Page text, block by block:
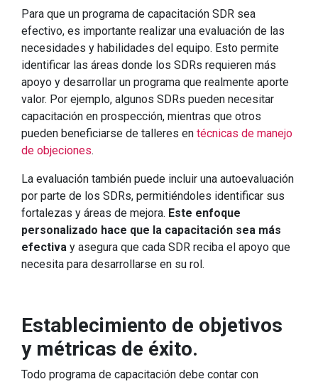
Para que un programa de capacitación SDR sea
efectivo, es importante realizar una evaluación de las
necesidades y habilidades del equipo. Esto permite
identificar las áreas donde los SDRs requieren más
apoyo y desarrollar un programa que realmente aporte
valor. Por ejemplo, algunos SDRs pueden necesitar
capacitación en prospección, mientras que otros
pueden beneficiarse de talleres en técnicas de manejo
de objeciones.
La evaluación también puede incluir una autoevaluación
por parte de los SDRs, permitiéndoles identificar sus
fortalezas y áreas de mejora. Este enfoque
personalizado hace que la capacitación sea más
efectiva y asegura que cada SDR reciba el apoyo que
necesita para desarrollarse en su rol.
Establecimiento de objetivos
y métricas de éxito.
Todo programa de capacitación debe contar con